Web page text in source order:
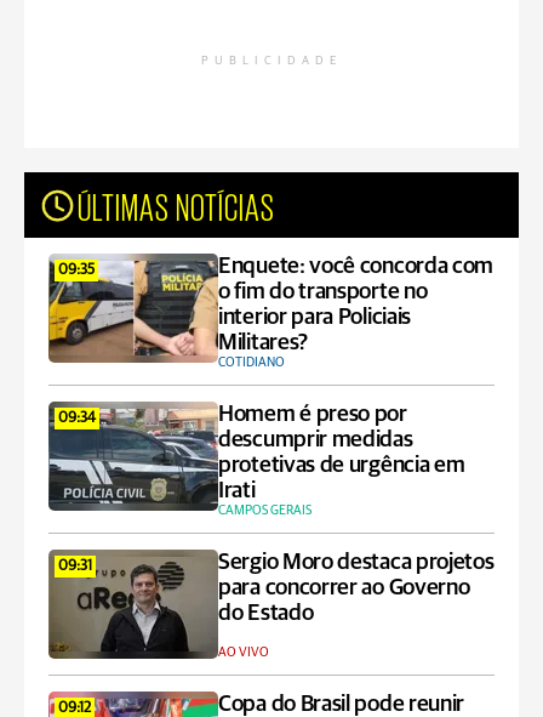
PUBLICIDADE
ÚLTIMAS NOTÍCIAS
09:35
Enquete: você concorda com
o fim do transporte no
interior para Policiais
Militares?
COTIDIANO
09:34
Homem é preso por
descumprir medidas
protetivas de urgência em
Irati
CAMPOS GERAIS
09:31
Sergio Moro destaca projetos
para concorrer ao Governo
do Estado
AO VIVO
09:12
Copa do Brasil pode reunir